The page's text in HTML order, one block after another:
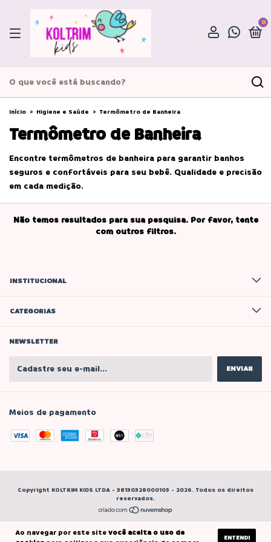
0
Ao navegar por este sitevocê aceita o uso de
ENTENDI
Início > Higiene e Saúde > Termômetro de Banheira
Termômetro de Banheira
Encontre termômetros de banheira para garantir banhos
seguros e confortáveis para seu bebê. Qualidade e precisão
em cada medição.
Não temos resultados para sua pesquisa. Por favor, tente
com outros filtros.
INSTITUCIONAL
CATEGORIAS
NEWSLETTER
Meios de pagamento
Copyright KOLTRIM KIDS LTDA - 38130328000103 - 2026. Todos os direitos
reservados.